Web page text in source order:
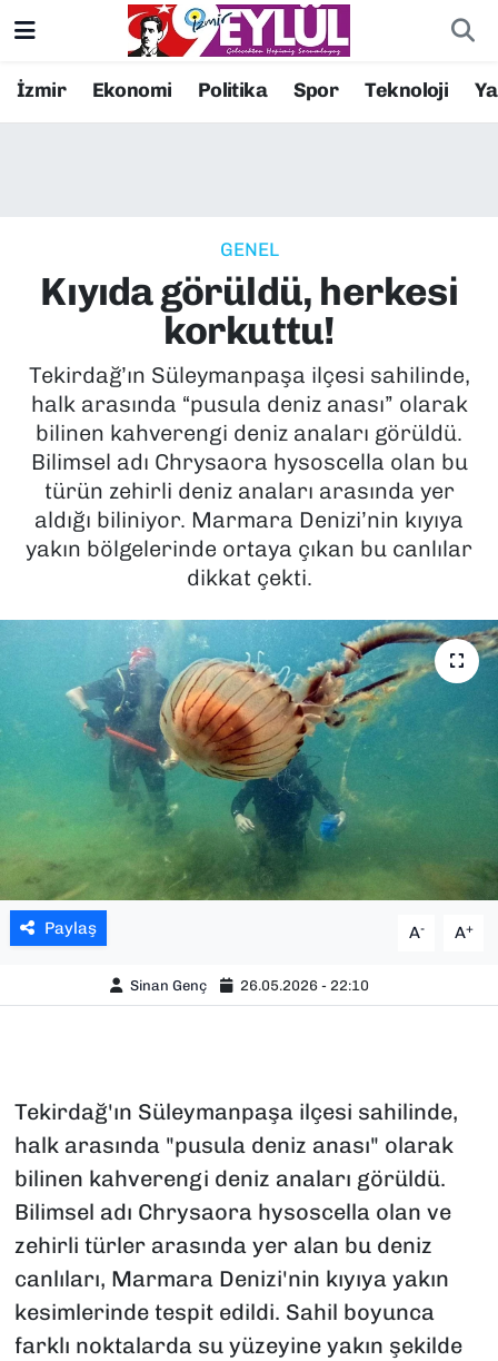
İzmir Ekonomi Politika Spor Teknoloji
GENEL
Kıyıda görüldü, herkesi
korkuttu!
Tekirdağ’ın Süleymanpaşa ilçesi sahilinde,
halk arasında “pusula deniz anası” olarak
bilinen kahverengi deniz anaları görüldü.
Bilimsel adı Chrysaora hysoscella olan bu
türün zehirli deniz anaları arasında yer
aldığı biliniyor. Marmara Denizi’nin kıyıya
yakın bölgelerinde ortaya çıkan bu canlılar
dikkat çekti.
Paylaş A- A+
Sinan Genç 26.05.2026 - 22:10
Tekirdağ'ın Süleymanpaşa ilçesi sahilinde,
halk arasında "pusula deniz anası" olarak
bilinen kahverengi deniz anaları görüldü.
Bilimsel adı Chrysaora hysoscella olan ve
zehirli türler arasında yer alan bu deniz
canlıları, Marmara Denizi'nin kıyıya yakın
kesimlerinde tespit edildi. Sahil boyunca
farklı noktalarda su yüzeyine yakın şekilde
Resmi İlanlar
EKONOMİ
KÜLTÜR SANAT
MAGAZİN
POLİTİKA
SAĞLIK
TEKNOLOJİ
YAŞAM
YEREL YÖNETİMLER
Konak Nöbetçi Eczaneler
Süper Lig Puan Durumu ve Fikstür
Tüm Manşetler
Son Dakika Haberleri
Haber Arşivi